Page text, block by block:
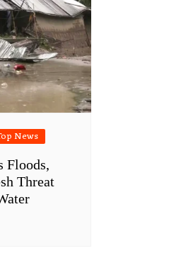
News
Floods,
Threat